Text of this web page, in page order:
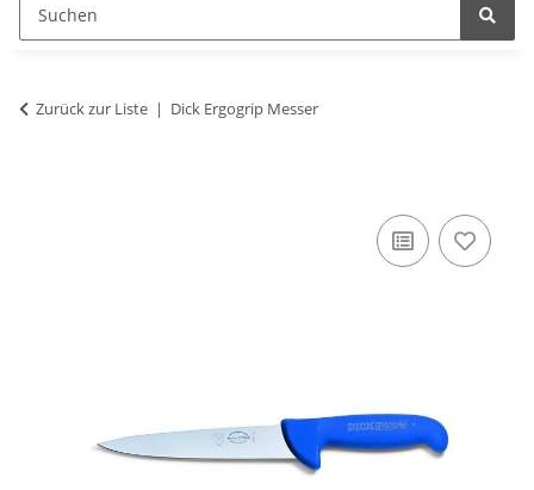
Zurück zur Liste Dick Ergogrip Messer